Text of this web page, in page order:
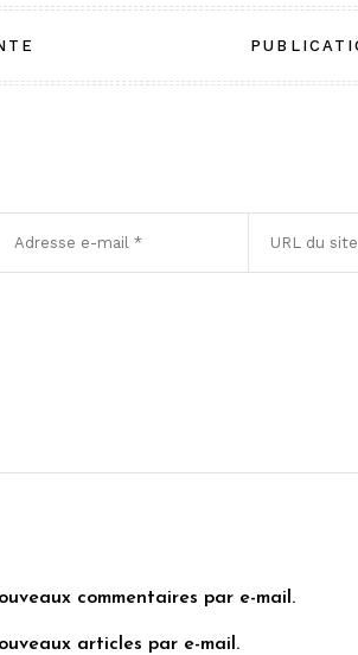
commentaires par e-mail.
articles par e-mail.